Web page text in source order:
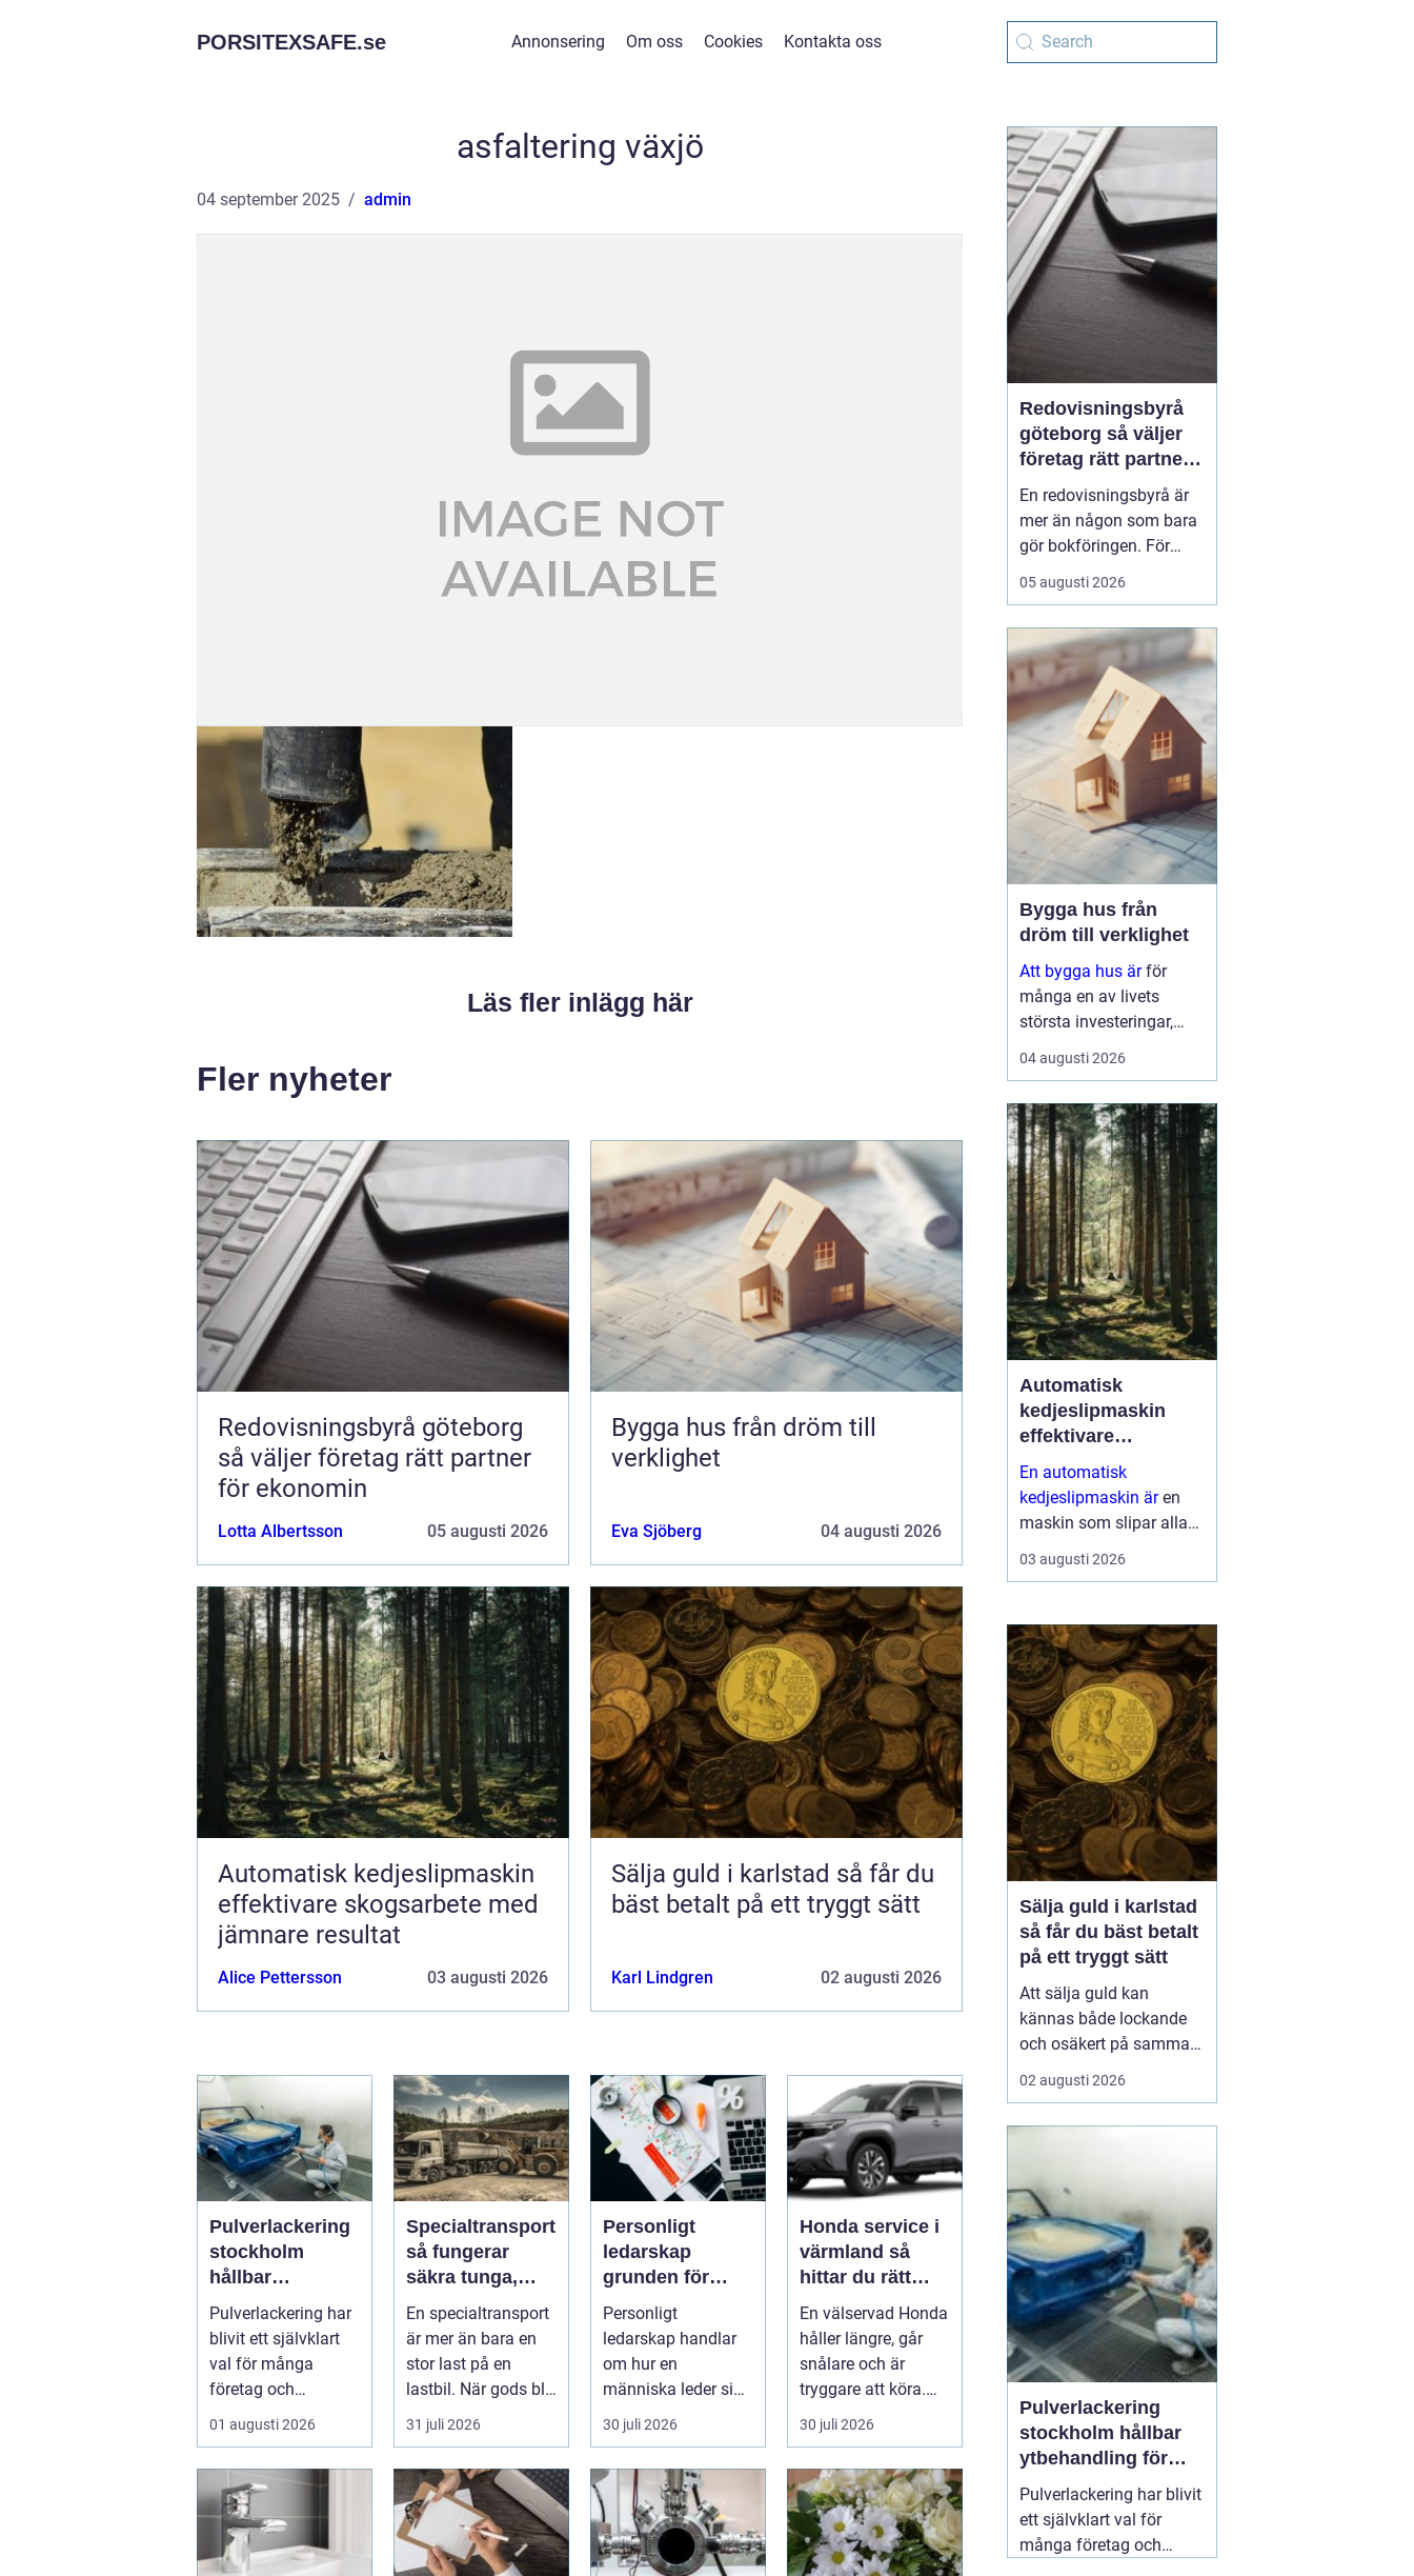
PORSITEXSAFE.se Annonsering Om oss Cookies Kontakta oss
asfaltering växjö
04 september 2025 admin
Läs fler inlägg här
Fler nyheter
Redovisningsbyrå göteborg
så väljer företag rätt partner
för ekonomin
Lotta Albertsson 05 augusti 2026
Bygga hus från dröm till
verklighet
Eva Sjöberg 04 augusti 2026
Automatisk kedjeslipmaskin
effektivare skogsarbete med
jämnare resultat
Alice Pettersson 03 augusti 2026
Sälja guld i karlstad så får du
bäst betalt på ett tryggt sätt
Karl Lindgren 02 augusti 2026
Pulverlackering
stockholm
hållbar
ytbehandling för
industri och
privatpersoner
Pulverlackering har
blivit ett självklart
val för många
företag och
privatpersoner som
vill kombiner...
01 augusti 2026
Specialtransport
så fungerar
säkra tunga,
höga och breda
transporter
En specialtransport
är mer än bara en
stor last på en
lastbil. När gods blir
för tungt, för högt
ell...
31 juli 2026
Personligt
ledarskap
grunden för
hållbar
utveckling och
verklig
förändring
Personligt
ledarskap handlar
om hur en
människa leder sig
själv i vardagen: i
beslut, relationer,
ko...
30 juli 2026
Honda service i
värmland så
hittar du rätt
verkstad för din
bil
En välservad Honda
håller längre, går
snålare och är
tryggare att köra.
För många bilägare
i Värmlan...
30 juli 2026
Redovisningsbyrå
göteborg så väljer
företag rätt partner
för ekonomin
En redovisningsbyrå är
mer än någon som bara
gör bokföringen. För
många företag i
Göteborg blir byrån en
ekonomiavdelning, en
bollplank i vardagen och
ett skydd mot onödiga
risker. När lagar ändras,
bolaget växer eller tiden
inte räcker till, ...
05 augusti 2026
Bygga hus från
dröm till verklighet
Att bygga hus ärför
många en av livets
största investeringar,
både känslomässigt och
ekonomiskt. Samtidigt
tomt, planlösning,
material,
entreprenadform och
energilösnin...
04 augusti 2026
Automatisk
kedjeslipmaskin
effektivare
skogsarbete med
jämnare resultat
En automatisk
kedjeslipmaskin ären
maskin som slipar alla
tänder på en sågkedja
utan att användaren
för hand. Maskinen
matar själv fram kedjan,
ställer in v...
03 augusti 2026
Sälja guld i karlstad
så får du bäst betalt
på ett tryggt sätt
Att sälja guld kan
kännas både lockande
och osäkert på samma
gång. Många har gamla
smycken, arvegods eller
få ett bra pris och
samtidigt känna sig
trygg i affären. För den
som
02 augusti 2026
Pulverlackering
stockholm hållbar
ytbehandling för
industri och
privatpersoner
Pulverlackering har blivit
ett självklart val för
många företag och